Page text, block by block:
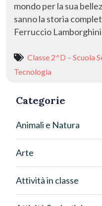
mondo per la sua
sanno la storia
Ferruccio
Classe 2^D – Scuola
Tecnologia
Categorie
Animali e Natura
Arte
Attività in classe